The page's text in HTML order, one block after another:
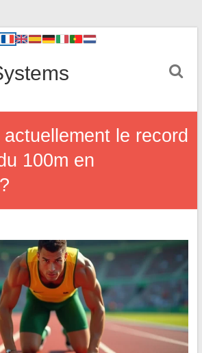
le record
100m en